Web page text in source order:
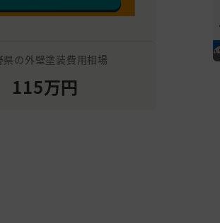
県の外壁塗装費用相場
115万円